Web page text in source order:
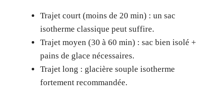
Trajet court (moins de 20 min) : un sac
isotherme classique peut suffire.
Trajet moyen (30 à 60 min) : sac bien isolé +
pains de glace nécessaires.
Trajet long : glacière souple isotherme
fortement recommandée.